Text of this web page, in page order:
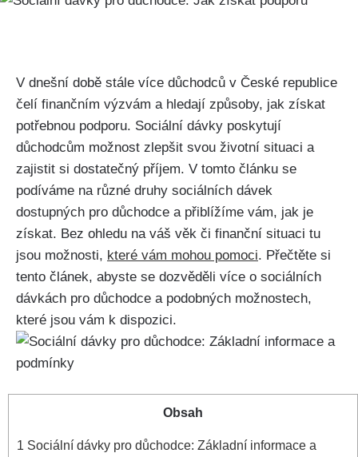
V dnešní době stále více důchodců v České republice
čelí finančním výzvám a hledají způsoby, jak získat
potřebnou podporu. Sociální dávky poskytují
důchodcům možnost zlepšit svou životní situaci a
zajistit si dostatečný příjem. V tomto článku se
podíváme na různé druhy sociálních dávek
dostupných pro důchodce a přiblížíme vám, jak je
získat. Bez ohledu na váš věk či finanční situaci tu
jsou možnosti, které vám mohou pomoci. Přečtěte si
tento článek, abyste se dozvěděli více o sociálních
dávkách pro důchodce a podobných možnostech,
které jsou vám k dispozici.
Obsah
1 Sociální dávky pro důchodce: Základní informace a